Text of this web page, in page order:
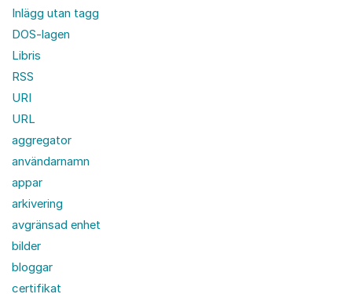
Inlägg utan tagg
DOS-lagen
Libris
RSS
URI
URL
aggregator
användarnamn
appar
arkivering
avgränsad enhet
bilder
bloggar
certifikat